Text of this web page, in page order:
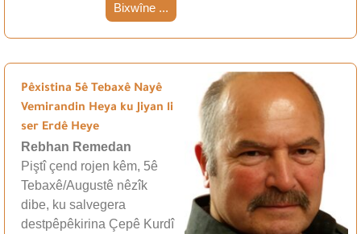
Bixwîne ...
Pêxistina 5ê Tebaxê Nayê
Vemirandin Heya ku Jiyan li
ser Erdê Heye
Rebhan Remedan
Piştî çend rojen kêm, 5ê
Tebaxê/Augustê nêzîk
dibe, ku salvegera
destpêpêkirina Çepê Kurdî